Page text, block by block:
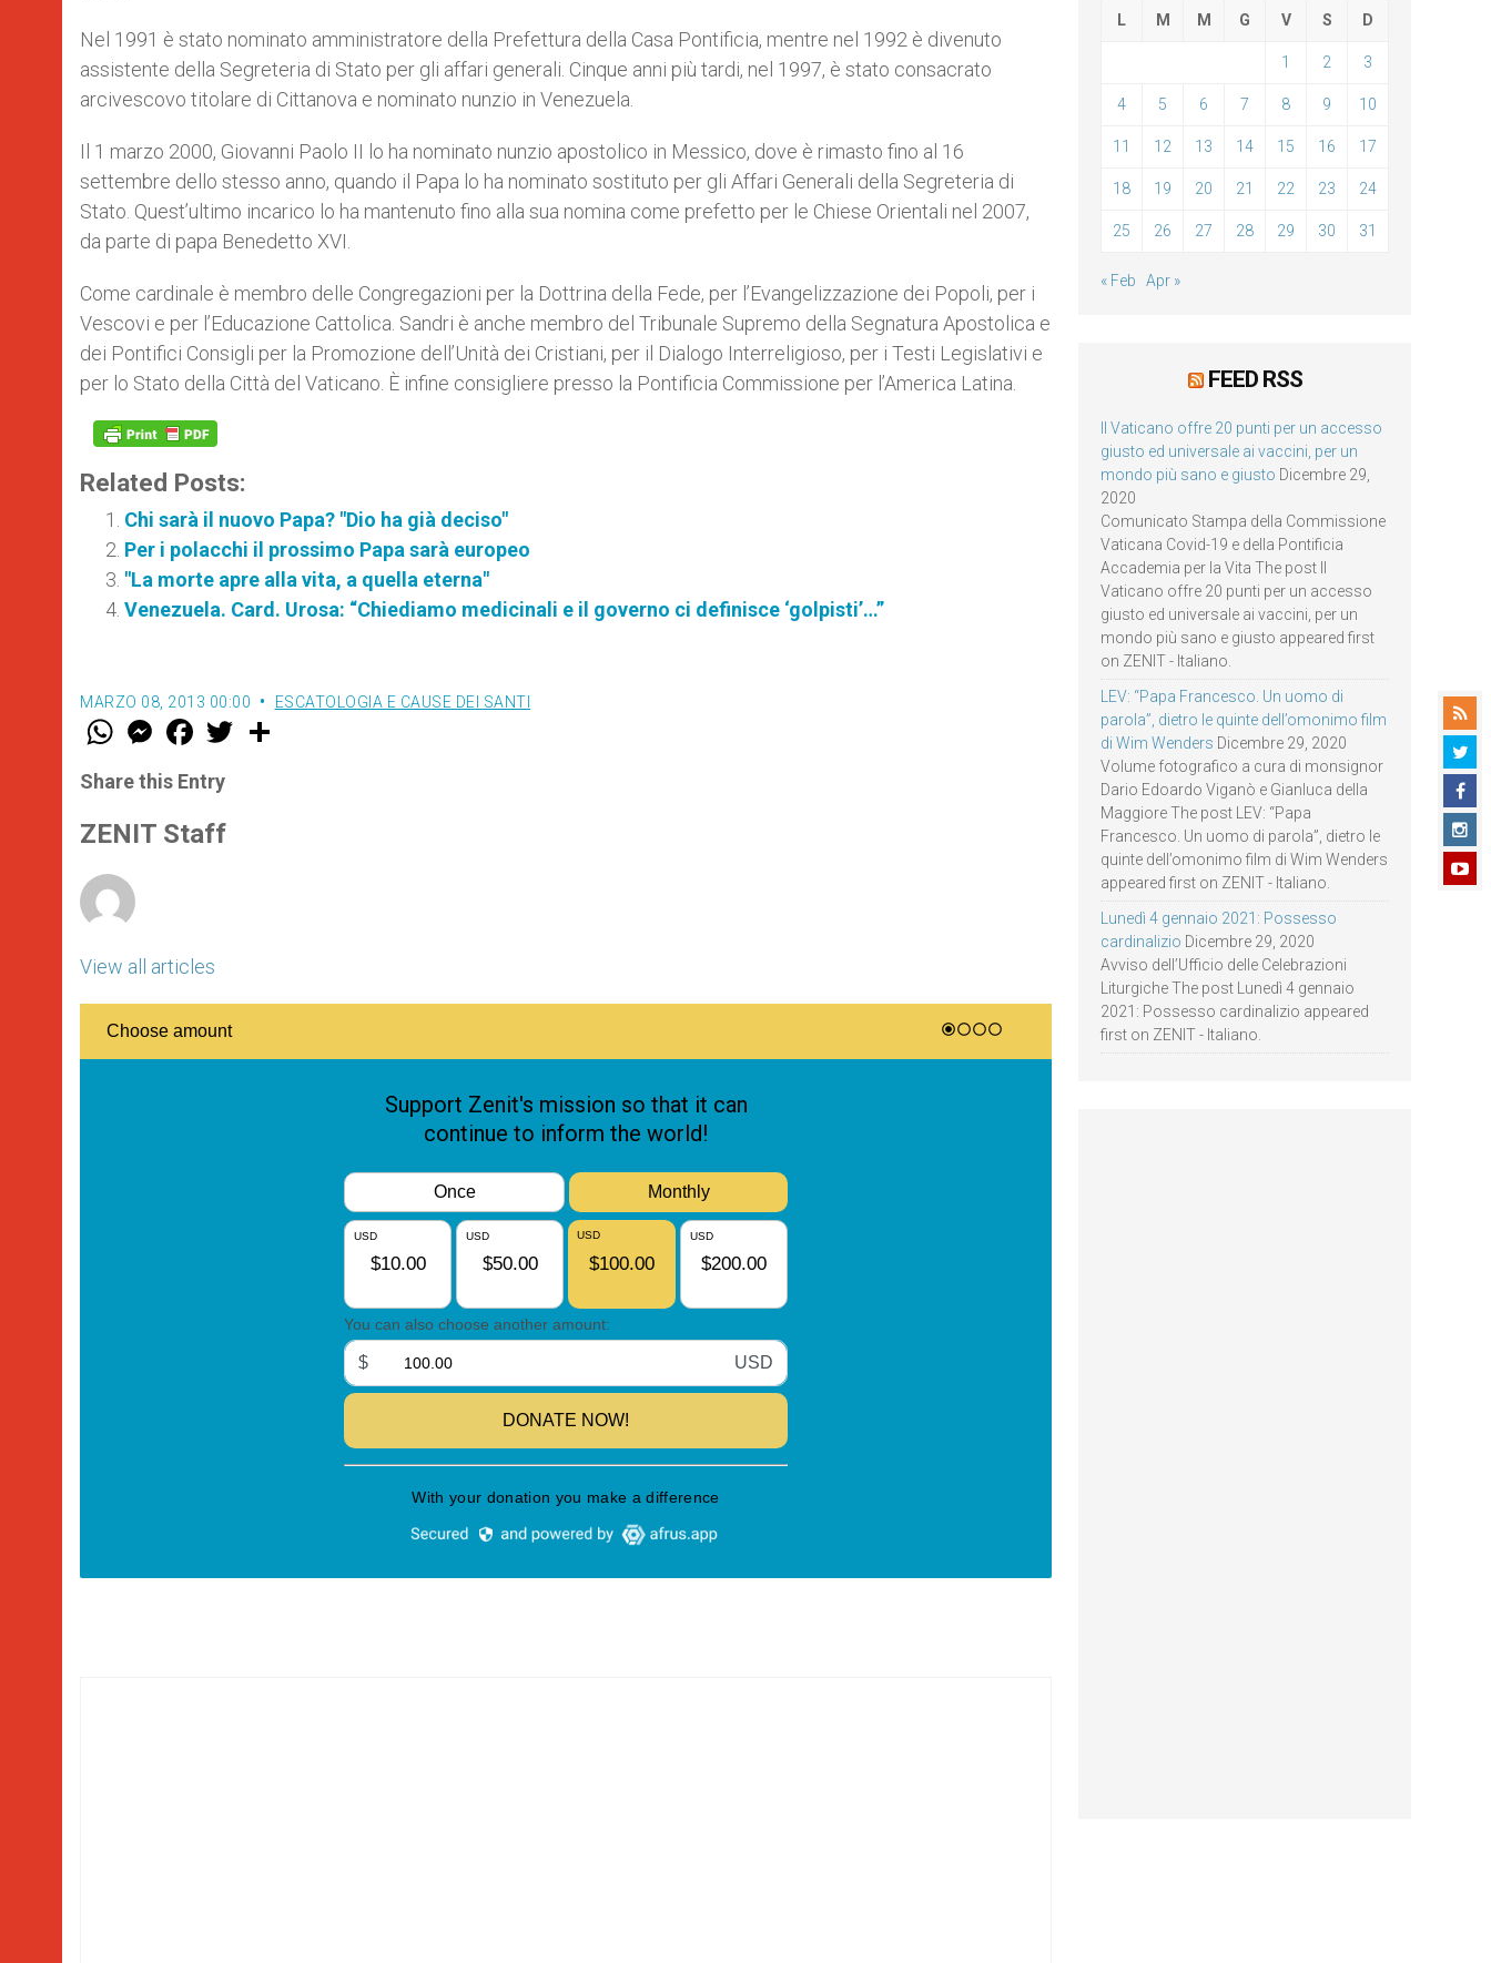
Nel 1991 è stato nominato amministratore della Prefettura della Casa Pontificia, mentre nel 1992 è divenuto
assistente della Segreteria di Stato per gli affari generali. Cinque anni più tardi, nel 1997, è stato consacrato
arcivescovo titolare di Cittanova e nominato nunzio in Venezuela.
Il 1 marzo 2000, Giovanni Paolo II lo ha nominato nunzio apostolico in Messico, dove è rimasto fino al 16
settembre dello stesso anno, quando il Papa lo ha nominato sostituto per gli Affari Generali della Segreteria di
Stato. Quest’ultimo incarico lo ha mantenuto fino alla sua nomina come prefetto per le Chiese Orientali nel 2007,
da parte di papa Benedetto XVI.
Come cardinale è membro delle Congregazioni per la Dottrina della Fede, per l’Evangelizzazione dei Popoli, per i
Vescovi e per l’Educazione Cattolica. Sandri è anche membro del Tribunale Supremo della Segnatura Apostolica e
dei Pontifici Consigli per la Promozione dell’Unità dei Cristiani, per il Dialogo Interreligioso, per i Testi Legislativi e
per lo Stato della Città del Vaticano. È infine consigliere presso la Pontificia Commissione per l’America Latina.
Related Posts:
Chi sarà il nuovo Papa? "Dio ha già deciso"
Per i polacchi il prossimo Papa sarà europeo
"La morte apre alla vita, a quella eterna"
Venezuela. Card. Urosa: “Chiediamo medicinali e il governo ci definisce ‘golpisti’…”
MARZO 08, 2013 00:00 ESCATOLOGIA E CAUSE DEI SANTI
W
t
s
p
p
M
e
s
e
g
e
F
a
e
b
o
k
w
Share this Entry
ZENIT Staff
View all articles
L M M G V S D
1 2 3
4 5 6 7 8 9 10
11 12 13 14 15 16 17
18 19 20 21 22 23 24
25 26 27 28 29 30 31
« Feb Apr »
FEED RSS
Il Vaticano offre 20 punti per un accesso
giusto ed universale ai vaccini, per un
mondo più sano e giusto Dicembre 29,
2020
Comunicato Stampa della Commissione
Vaticana Covid-19 e della Pontificia
Accademia per la Vita The post Il
Vaticano offre 20 punti per un accesso
giusto ed universale ai vaccini, per un
mondo più sano e giusto appeared first
on ZENIT - Italiano.
LEV: “Papa Francesco. Un uomo di
parola”, dietro le quinte dell’omonimo film
di Wim Wenders Dicembre 29, 2020
Volume fotografico a cura di monsignor
Dario Edoardo Viganò e Gianluca della
Maggiore The post LEV: “Papa
Francesco. Un uomo di parola”, dietro le
quinte dell’omonimo film di Wim Wenders
appeared first on ZENIT - Italiano.
Lunedì 4 gennaio 2021: Possesso
cardinalizio Dicembre 29, 2020
Avviso dell’Ufficio delle Celebrazioni
Liturgiche The post Lunedì 4 gennaio
2021: Possesso cardinalizio appeared
first on ZENIT - Italiano.